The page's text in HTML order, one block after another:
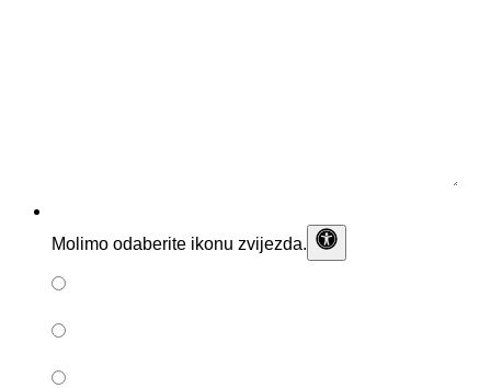
Molimo odaberite ikonu zvijezda.